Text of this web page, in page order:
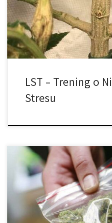
i inne. Istnieją tak zwane
przycinanie, super-cropping itp.,
bardzo […]
LST – Trening o
Stresu
Czy jesteś początkującym
uprawiać grube, oszronione,
zachwycą Twoich znajomych?
prostym wskazówkom możesz
błędów początkujących